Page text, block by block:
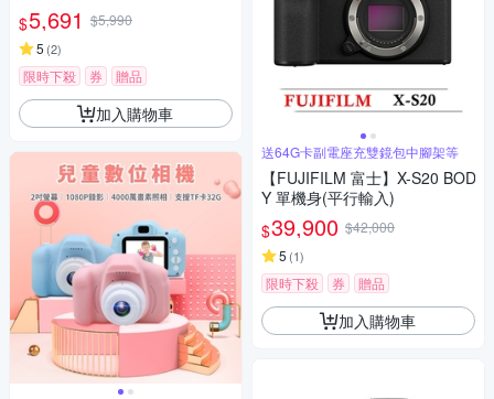
$5,691 $5,990
5 (2)
限時下殺 券 贈品
加入購物車
送64G卡副電座充雙鏡包中腳架等
【FUJIFILM 富士】X-S20 BOD
Y 單機身(平行輸入)
$39,900 $42,000
5 (1)
限時下殺 券 贈品
加入購物車